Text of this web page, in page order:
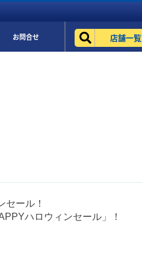
お問合せ 店舗一覧
セール！
ハロウィンセール」！